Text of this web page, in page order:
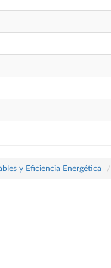
y Eficiencia Energética